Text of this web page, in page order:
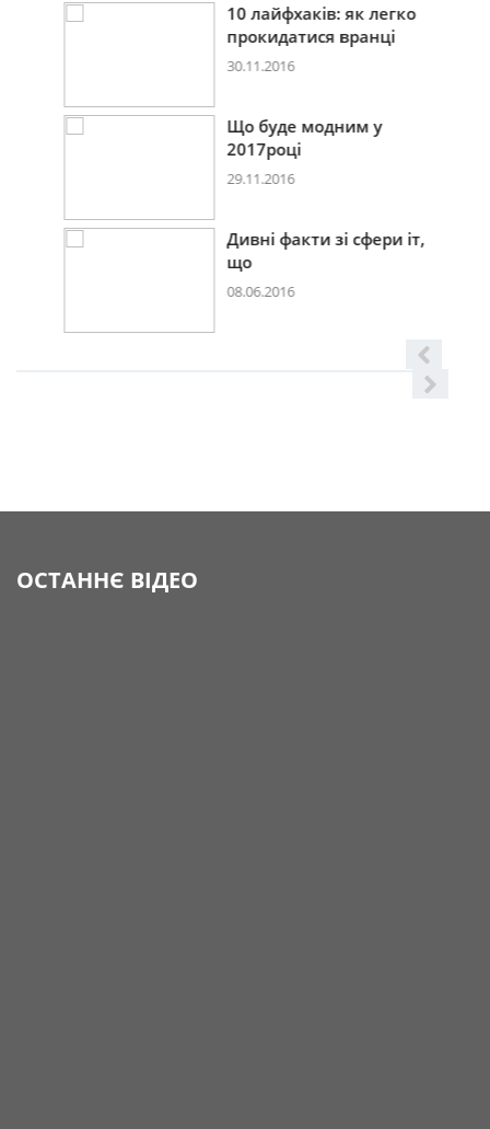
10 лайфхаків: як легко
прокидатися вранці
30.11.2016
Що буде модним у
2017році
29.11.2016
Дивні факти зі сфери іт,
08.06.2016
ОСТАННЄ ВІДЕО